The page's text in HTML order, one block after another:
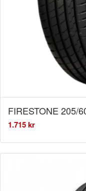
FIRESTONE 205/
1.715kr